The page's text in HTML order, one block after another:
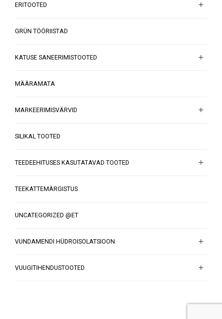
ERITOOTED
GRÜN TÖÖRIISTAD
KATUSE SANEERIMISTOOTED
MÄÄRAMATA
MARKEERIMISVÄRVID
SILIKAL TOOTED
TEEDEEHITUSES KASUTATAVAD TOOTED
TEEKATTEMÄRGISTUS
UNCATEGORIZED @ET
VUNDAMENDI HÜDROISOLATSIOON
VUUGITIHENDUSTOOTED